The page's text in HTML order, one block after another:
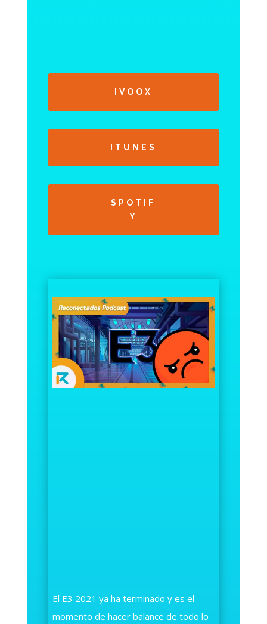
IVOOX
ITUNES
SPOTIF
Y
El E3 2021 ya ha terminado y es el
momento de hacer balance de todo lo